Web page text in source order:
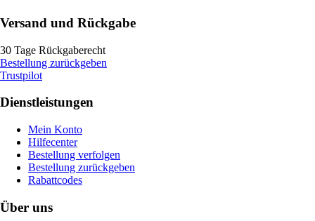
Versand und Rückgabe
30 Tage Rückgaberecht
Bestellung zurückgeben
Trustpilot
Dienstleistungen
Mein Konto
Hilfecenter
Bestellung verfolgen
Bestellung zurückgeben
Rabattcodes
Über uns